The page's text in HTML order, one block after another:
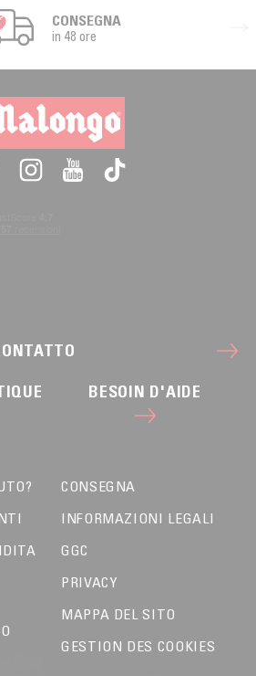
CONSEGNA
in 48 ore
BESOIN D'AIDE
CONSEGNA
INFORMAZIONI LEGALI
GGC
PRIVACY
MAPPA DEL SITO
GESTION DES COOKIES